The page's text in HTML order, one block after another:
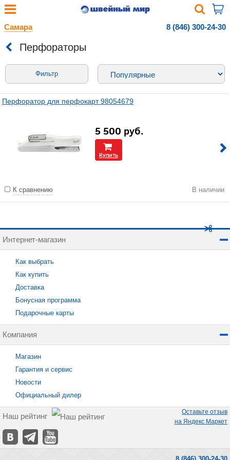
Самара 8 (846) 300-24-30
Перфораторы
Фильтр
Перфоратор для перфокарт 98054679
5 500 руб.
Купить
К сравнению В наличии
Интернет-магазин
Как выбрать
Как купить
Доставка
Бонусная программа
Подарочные карты
Компания
Магазин
Гарантия и сервис
Новости
Официальный дилер
Наш рейтинг
Оставьте отзыв
на Яндекс Маркет